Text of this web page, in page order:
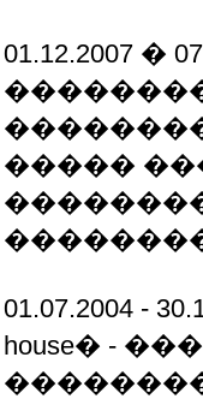
01.12.2007
�����
01.07.2004 -
house� -